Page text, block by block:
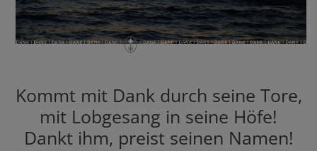
Kommt mit Dank durch seine Tore,
mit Lobgesang in seine Höfe!
Dankt ihm, preist seinen Namen!